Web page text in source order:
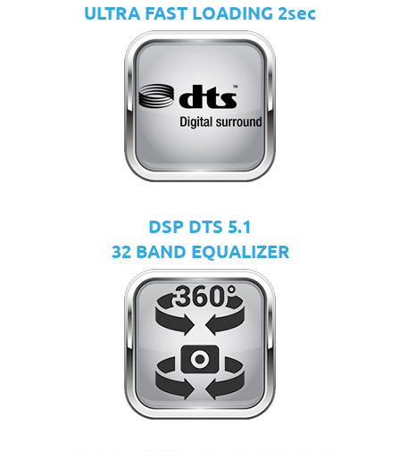
ULTRA FAST LOADING 2sec
DSP DTS 5.1
32 BAND EQUALIZER